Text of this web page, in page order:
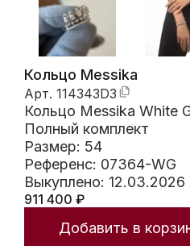
Кольцо Messika
Арт. 114343D3
Кольцо Messika White
Полный комплект
Размер: 54
Референс: 07364-WG
Выкуплено: 12.03.2026
911 400 ₽
Добавить в